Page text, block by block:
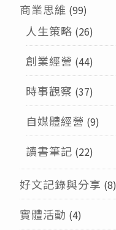
商業思維 (99)
人生策略 (26)
創業經營 (44)
時事觀察 (37)
自媒體經營 (9)
讀書筆記 (22)
好文記錄與分享 (8)
實體活動 (4)